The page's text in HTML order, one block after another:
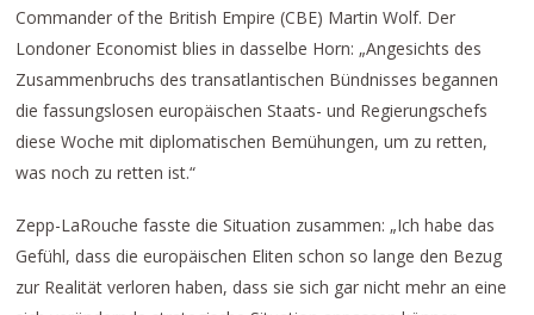
Commander of the British Empire (CBE) Martin Wolf. Der
Londoner Economist blies in dasselbe Horn: „Angesichts des
Zusammenbruchs des transatlantischen Bündnisses begannen
die fassungslosen europäischen Staats- und Regierungschefs
diese Woche mit diplomatischen Bemühungen, um zu retten,
was noch zu retten ist.“
Zepp-LaRouche fasste die Situation zusammen: „Ich habe das
Gefühl, dass die europäischen Eliten schon so lange den Bezug
zur Realität verloren haben, dass sie sich gar nicht mehr an eine